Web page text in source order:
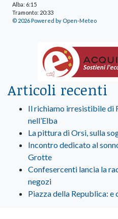
Alba: 6:15
Tramonto: 20:33
© 2026 Powered by Open-Meteo
Articoli recenti
Il richiamo irresistibile di
nell’Elba
La pittura di Orsi, sulla
Incontro dedicato al
Grotte
Confesercenti lancia la
negozi
Piazza della Republica: